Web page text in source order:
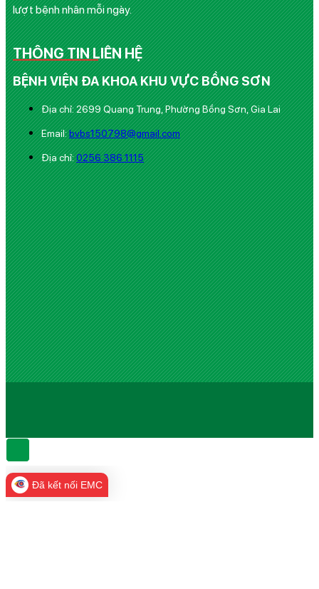
lượt bệnh nhân mỗi ngày.
THÔNG TIN LIÊN HỆ
BỆNH VIỆN ĐA KHOA KHU VỰC BỒNG SƠN
Địa chỉ: 2699 Quang Trung, Phường Bồng Sơn, Gia Lai
Email:bvbs150798@gmail.com
Địa chỉ:0256 386 1115
Đã kết nối EMC